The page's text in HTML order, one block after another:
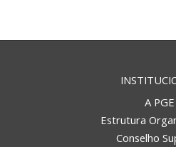
A PGE
Estrutura
Conselho